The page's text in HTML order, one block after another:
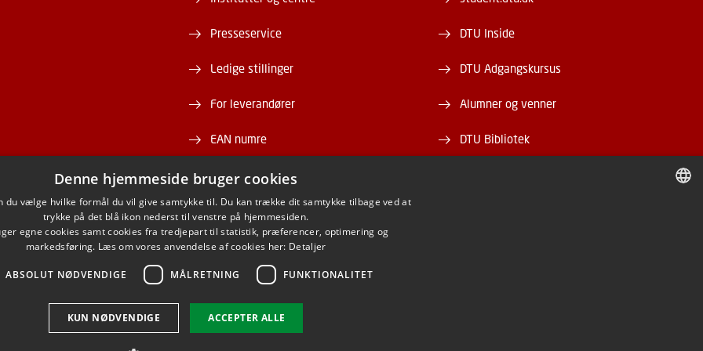
Presseservice
Ledige stillinger
For leverandører
EAN numre
Webshop
DTU Serviceportal
DTU Inside
DTU Adgangskursus
Alumner og venner
DTU Bibliotek
Denne hjemmeside bruger cookies
du vælge hvilke formål du vil give samtykke til. Du kan trække dit samtykke tilbage ved at
trykke på det blå ikon nederst til venstre på hjemmesiden.
egne cookies samt cookies fra tredjepart til statistik, præferencer, optimering og
markedsføring. Læs om vores anvendelse af cookies her: Detaljer
ABSOLUT NØDVENDIGE MÅLRETNING FUNKTIONALITET
ACCEPTER ALLE
KUN NØDVENDIGE